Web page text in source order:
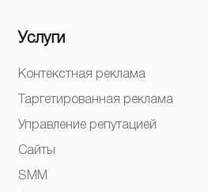
Услуги
Контекстная реклама
Таргетированная реклама
Управление репутацией
Сайты
SMM